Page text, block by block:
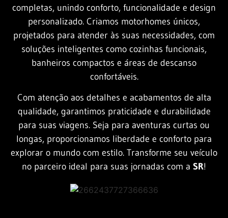
completas, unindo conforto, funcionalidade e design
personalizado. Criamos motorhomes únicos,
projetados para atender às suas necessidades, com
soluções inteligentes como cozinhas funcionais,
banheiros compactos e áreas de descanso
confortáveis.
Com atenção aos detalhes e acabamentos de alta
qualidade, garantimos praticidade e durabilidade
para suas viagens. Seja para aventuras curtas ou
longas, proporcionamos liberdade e conforto para
explorar o mundo com estilo. Transforme seu veículo
no parceiro ideal para suas jornadas com a SR!